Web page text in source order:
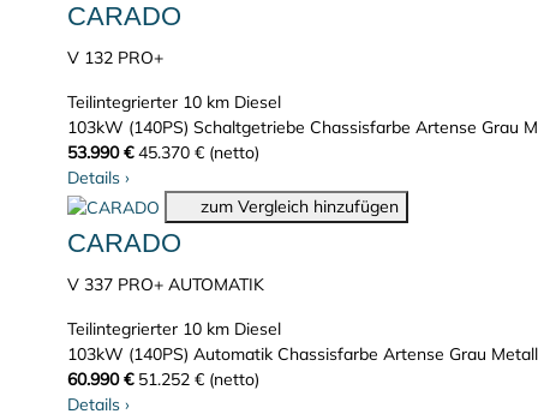
CARADO
V 132 PRO+
Teilintegrierter 10 km Diesel
103kW (140PS) Schaltgetriebe Chassisfarbe Artense Grau
53.990 € 45.370 € (netto)
Details ›
zum Vergleich hinzufügen
CARADO
V 337 PRO+ AUTOMATIK
Teilintegrierter 10 km Diesel
103kW (140PS) Automatik Chassisfarbe Artense Grau
60.990 € 51.252 € (netto)
Details ›